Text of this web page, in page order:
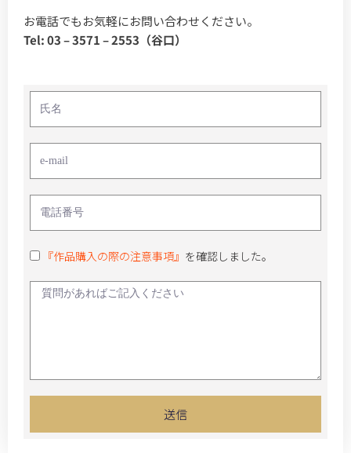
お電話でもお気軽にお問い合わせください。
Tel: 03 – 3571 – 2553（谷口）
『作品購入の際の注意事項』 を確認しました。
送信